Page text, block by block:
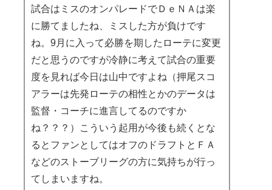
試合はミスのオンパレードでＤｅＮＡは楽
に勝てましたね、ミスした方が負けです
ね。9月に入って必勝を期したローテに変更
だと思うのですが冷静に考えて試合の重要
度を見れば今日は山中ですよね（押尾スコ
アラーは先発ローテの相性とかのデータは
監督・コーチに進言してるのですか
ね？？？）こういう起用が今後も続くとな
るとファンとしてはオフのドラフトとＦＡ
などのストーブリーグの方に気持ちが行っ
てしまいますね。